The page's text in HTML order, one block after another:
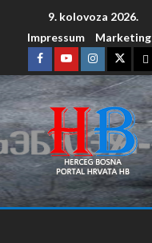
9. kolovoza 2026.
Impressum
Marketing